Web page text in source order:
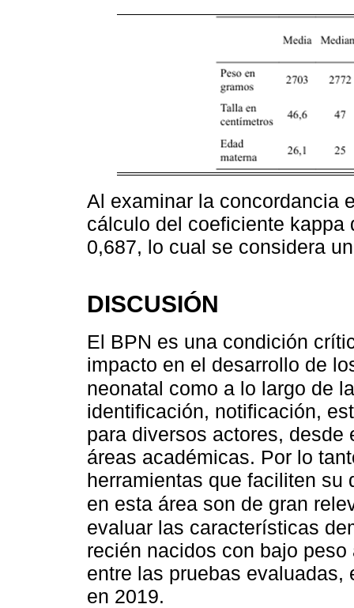
Al examinar la concordancia
cálculo del coeficiente
0,687, lo cual se considera
DISCUSIÓN
El BPN es una condición
impacto en el desarrollo de
neonatal como a lo largo de
identificación, notificación,
para diversos actores,
áreas académicas. Por lo
herramientas que faciliten su
en esta área son de gran
evaluar las características
recién nacidos con bajo
entre las pruebas
en 2019.